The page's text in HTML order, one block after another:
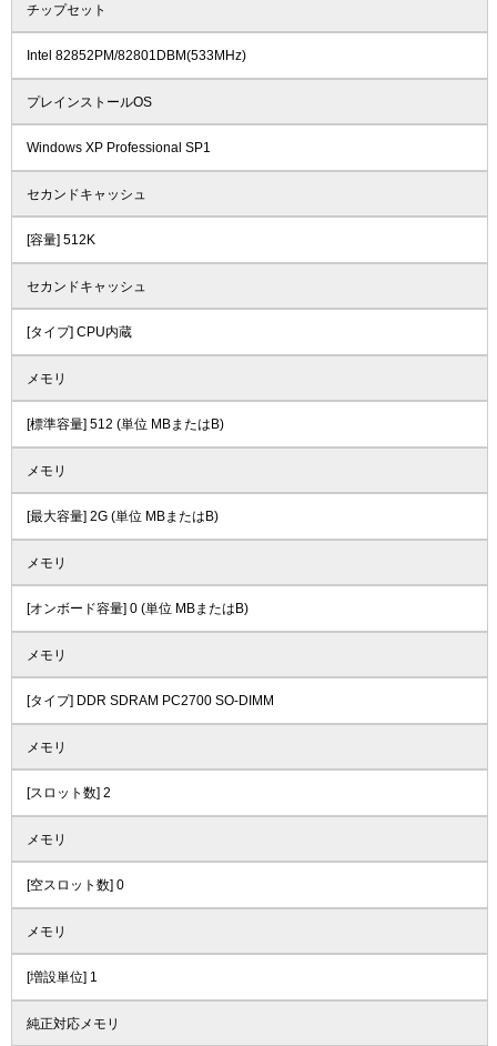
チップセット
Intel 82852PM/82801DBM(533MHz)
プレインストールOS
Windows XP Professional SP1
セカンドキャッシュ
[容量] 512K
セカンドキャッシュ
[タイプ] CPU内蔵
メモリ
[標準容量] 512 (単位 MBまたはB)
メモリ
[最大容量] 2G (単位 MBまたはB)
メモリ
[オンボード容量] 0 (単位 MBまたはB)
メモリ
[タイプ] DDR SDRAM PC2700 SO-DIMM
メモリ
[スロット数] 2
メモリ
[空スロット数] 0
メモリ
[増設単位] 1
純正対応メモリ